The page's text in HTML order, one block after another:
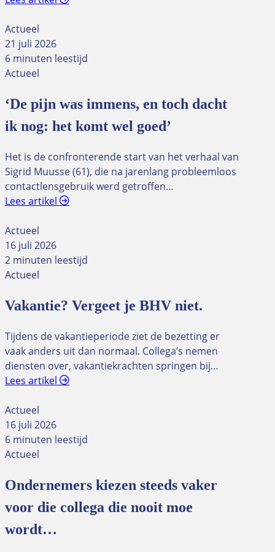
Actueel
21 juli 2026
6 minuten leestijd
Actueel
‘De pijn was immens, en toch dacht
ik nog: het komt wel goed’
Het is de confronterende start van het verhaal van
Sigrid Muusse (61), die na jarenlang probleemloos
contactlensgebruik werd getroffen…
Lees artikel
Actueel
16 juli 2026
2 minuten leestijd
Actueel
Vakantie? Vergeet je BHV niet.
Tijdens de vakantieperiode ziet de bezetting er
vaak anders uit dan normaal. Collega’s nemen
diensten over, vakantiekrachten springen bij…
Lees artikel
Actueel
16 juli 2026
6 minuten leestijd
Actueel
Ondernemers kiezen steeds vaker
voor die collega die nooit moe
wordt…